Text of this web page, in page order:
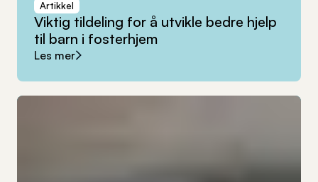
Artikkel
Viktig tildeling for å utvikle bedre hjelp
til barn i fosterhjem
Les mer